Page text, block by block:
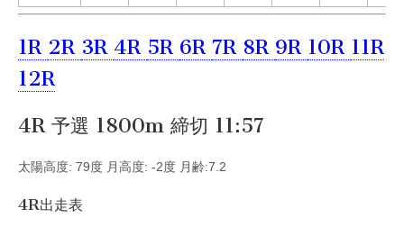
1R 2R 3R 4R 5R 6R 7R 8R 9R 10R 11R
12R
4R 予選 1800m 締切 11:57
太陽高度: 79度 月高度: -2度 月齢:7.2
4R出走表